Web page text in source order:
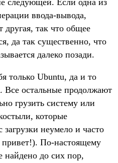
следующей. Если одна из
ввода-вывода,
другая, так что общее
да так существенно, что
далеко позади.
только Ubuntu, да и то
Все остальные продолжают
грузить систему или
которые
неумело и часто
По-настоящему
найдено до сих пор,